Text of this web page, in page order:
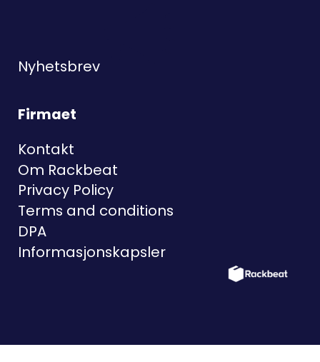
Nyhetsbrev
Firmaet
Kontakt
Om Rackbeat
Privacy Policy
Terms and conditions
DPA
Informasjonskapsler